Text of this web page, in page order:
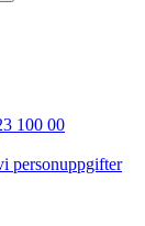
100 00
personuppgifter